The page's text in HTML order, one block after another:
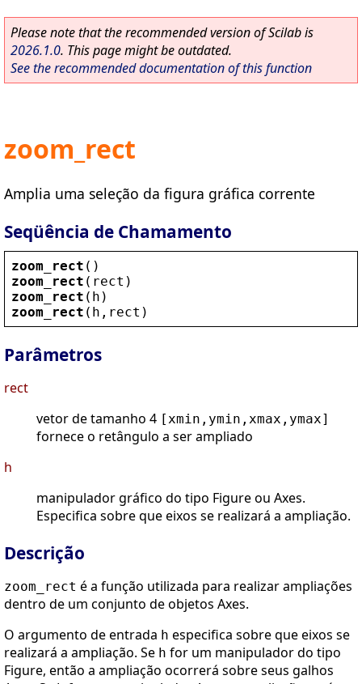
Please note that the recommended version of Scilab is
2026.1.0. This page might be outdated.
See the recommended documentation of this function
zoom_rect
Amplia uma seleção da figura gráfica corrente
Seqüência de Chamamento
zoom_rect ()
zoom_rect ( rect )
zoom_rect ( h )
zoom_rect ( h , rect )
Parâmetros
rect
vetor de tamanho 4 [xmin,ymin,xmax,ymax]
fornece o retângulo a ser ampliado
h
manipulador gráfico do tipo Figure ou Axes.
Especifica sobre que eixos se realizará a ampliação.
Descrição
zoom_rect é a função utilizada para realizar ampliações
dentro de um conjunto de objetos Axes.
O argumento de entrada h especifica sobre que eixos se
realizará a ampliação. Se h for um manipulador do tipo
Figure, então a ampliação ocorrerá sobre seus galhos